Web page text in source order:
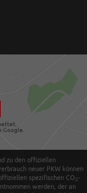
Google.
zu den offiziellen
neuer PKW können
spezifischen CO 2-
werden, der an